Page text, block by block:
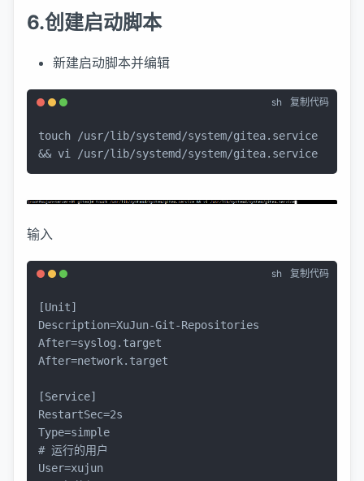
6.创建启动脚本
新建启动脚本并编辑
sh 复制代码
touch /usr/lib/systemd/system/gitea.service
&& vi /usr/lib/systemd/system/gitea.service
输入
sh 复制代码
[Unit]
Description=XuJun-Git-Repositories
After=syslog.target
After=network.target
[Service]
RestartSec=2s
# 运行的用户